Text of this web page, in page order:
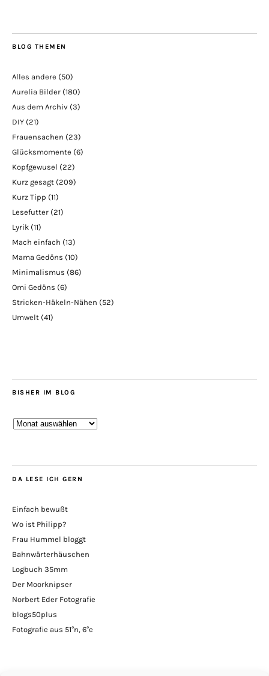
BLOG THEMEN
Alles andere (50)
Aurelia Bilder (180)
Aus dem Archiv (3)
DIY (21)
Frauensachen (23)
Glücksmomente (6)
Kopfgewusel (22)
Kurz gesagt (209)
Kurz Tipp (11)
Lesefutter (21)
Lyrik (11)
Mach einfach (13)
Mama Gedöns (10)
Minimalismus (86)
Omi Gedöns (6)
Stricken-Häkeln-Nähen (52)
Umwelt (41)
BISHER IM BLOG
Bisher
DA LESE ICH GERN
Einfach bewußt
Wo ist Philipp?
Frau Hummel bloggt
Bahnwärterhäuschen
Logbuch 35mm
Der Moorknipser
Norbert Eder Fotografie
blogs50plus
Fotografie aus 51°n, 6°e